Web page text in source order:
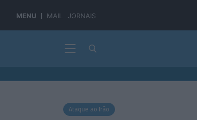
MENU MAIL JORNAIS
Ataque ao Irão